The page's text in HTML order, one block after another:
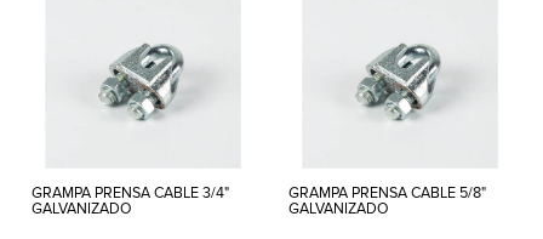
GRAMPA PRENSA CABLE 3/4"
GALVANIZADO
GRAMPA PRENSA CABLE 5/8"
GALVANIZADO